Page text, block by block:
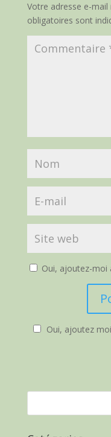
Votre adresse e-mail
obligatoires sont
Oui, ajoutez-moi
Oui, ajoutez